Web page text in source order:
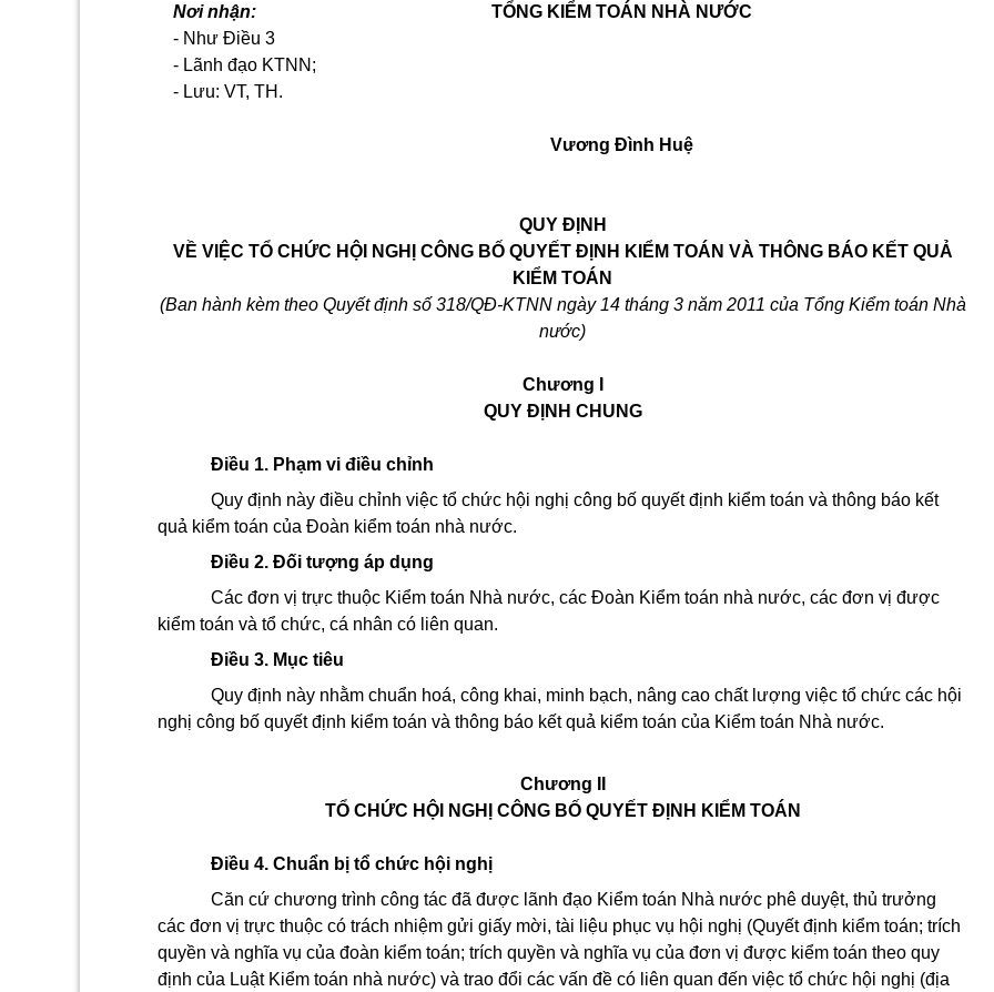
Nơi nhận:
- Như Điều 3
- Lãnh đạo KTNN;
- Lưu: VT, TH.
TỔNG KIỂM TOÁN NHÀ NƯỚC
Vương Đình Huệ
QUY ĐỊNH
VỀ VIỆC TỔ CHỨC HỘI NGHỊ CÔNG BỐ QUYẾT ĐỊNH KIỂM TOÁN VÀ THÔNG BÁO KẾT QUẢ
KIỂM TOÁN
(Ban hành kèm theo Quyết định số 318/QĐ-KTNN ngày 14 tháng 3 năm 2011 của Tổng Kiểm toán Nhà
nước)
Chương I
QUY ĐỊNH CHUNG
Điều 1. Phạm vi điều chỉnh
Quy định này điều chỉnh việc tổ chức hội nghị công bố quyết định kiểm toán và thông báo kết
quả kiểm toán của Đoàn kiểm toán nhà nước.
Điều 2. Đối tượng áp dụng
Các đơn vị trực thuộc Kiểm toán Nhà nước, các Đoàn Kiểm toán nhà nước, các đơn vị được
kiểm toán và tổ chức, cá nhân có liên quan.
Điều 3. Mục tiêu
Quy định này nhằm chuẩn hoá, công khai, minh bạch, nâng cao chất lượng việc tổ chức các hội
nghị công bố quyết định kiểm toán và thông báo kết quả kiểm toán của Kiểm toán Nhà nước.
Chương II
TỔ CHỨC HỘI NGHỊ CÔNG BỐ QUYẾT ĐỊNH KIỂM TOÁN
Điều 4. Chuẩn bị tổ chức hội nghị
Căn cứ chương trình công tác đã được lãnh đạo Kiểm toán Nhà nước phê duyệt, thủ trưởng
các đơn vị trực thuộc có trách nhiệm gửi giấy mời, tài liệu phục vụ hội nghị (Quyết định kiểm toán; trích
quyền và nghĩa vụ của đoàn kiểm toán; trích quyền và nghĩa vụ của đơn vị được kiểm toán theo quy
định của Luật Kiểm toán nhà nước) và trao đổi các vấn đề có liên quan đến việc tổ chức hội nghị (địa